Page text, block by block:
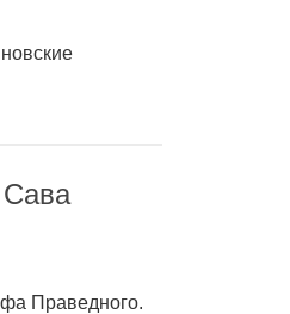
Праведного.